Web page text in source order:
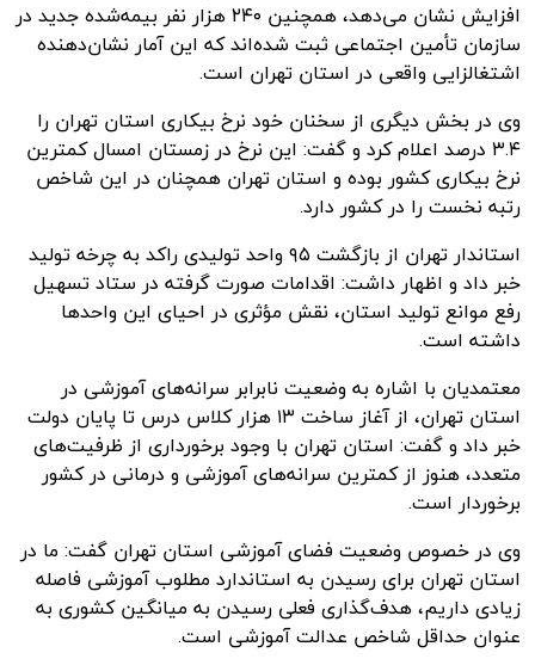
افزایش نشان می‌دهد، همچنین ۲۴۰ هزار نفر بیمه‌شده جدید در
سازمان تأمین اجتماعی ثبت شده‌اند که این آمار نشان‌دهنده
اشتغالزایی واقعی در استان تهران است.
وی در بخش دیگری از سخنان خود نرخ بیکاری استان تهران را
۳.۴ درصد اعلام کرد و گفت: این نرخ در زمستان امسال کمترین
نرخ بیکاری کشور بوده و استان تهران همچنان در این شاخص
رتبه نخست را در کشور دارد.
استاندار تهران از بازگشت ۹۵ واحد تولیدی راکد به چرخه تولید
خبر داد و اظهار داشت: اقدامات صورت گرفته در ستاد تسهیل
رفع موانع تولید استان، نقش مؤثری در احیای این واحدها
داشته است.
معتمدیان با اشاره به وضعیت نابرابر سرانه‌های آموزشی در
استان تهران، از آغاز ساخت ۱۳ هزار کلاس درس تا پایان دولت
خبر داد و گفت: استان تهران با وجود برخورداری از ظرفیت‌های
متعدد، هنوز از کمترین سرانه‌های آموزشی و درمانی در کشور
برخوردار است.
وی در خصوص وضعیت فضای آموزشی استان تهران گفت: ما در
استان تهران برای رسیدن به استاندارد مطلوب آموزشی فاصله
زیادی داریم، هدف‌گذاری فعلی رسیدن به میانگین کشوری به
عنوان حداقل شاخص عدالت آموزشی است.